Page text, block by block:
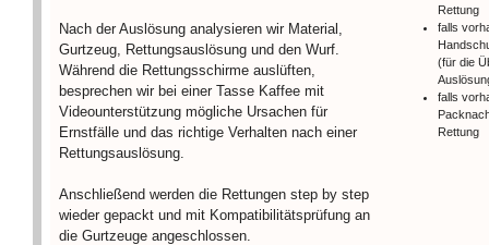
Nach der Auslösung analysieren wir Material,
Gurtzeug, Rettungsauslösung und den Wurf.
Während die Rettungsschirme auslüften,
besprechen wir bei einer Tasse Kaffee mit
Videounterstützung mögliche Ursachen für
Ernstfälle und das richtige Verhalten nach einer
Rettungsauslösung.
Anschließend werden die Rettungen step by step
wieder gepackt und mit Kompatibilitätsprüfung an
die Gurtzeuge angeschlossen.
Rettung
falls
(für die
falls
Rettung